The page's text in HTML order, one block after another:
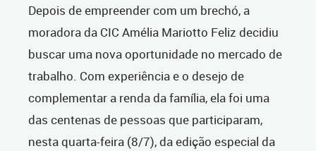
Depois de empreender com um brechó, a
moradora da CIC Amélia Mariotto Feliz decidiu
buscar uma nova oportunidade no mercado de
trabalho. Com experiência e o desejo de
complementar a renda da família, ela foi uma
das centenas de pessoas que participaram,
nesta quarta-feira (8/7), da edição especial da